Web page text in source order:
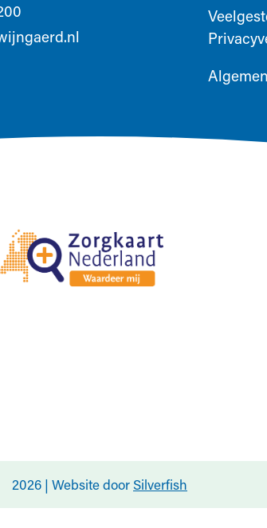
2026 | Website doorSilverfish